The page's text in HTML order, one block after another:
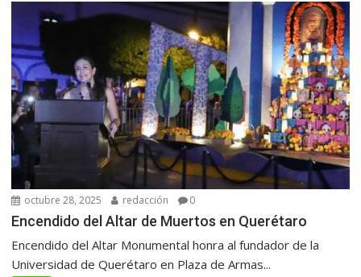
octubre 28, 2025 redacción 0
Encendido del Altar de Muertos en Querétaro
Encendido del Altar Monumental honra al fundador de la
Universidad de Querétaro en Plaza de Armas...